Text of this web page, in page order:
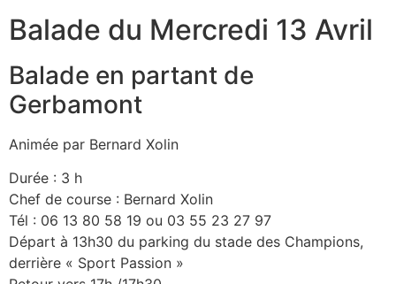
Balade du Mercredi 13 Avril
Balade en partant de
Gerbamont
Animée par Bernard Xolin
Durée : 3 h
Chef de course : Bernard Xolin
Tél : 06 13 80 58 19 ou 03 55 23 27 97
Départ à 13h30 du parking du stade des Champions,
derrière « Sport Passion »